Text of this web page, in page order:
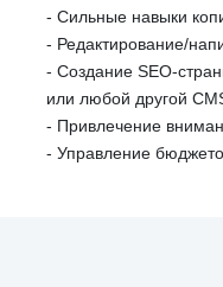
- Сильные навыки
- Редактирование/
- Создание SEO-
или любой другой
- Привлечение
- Управление